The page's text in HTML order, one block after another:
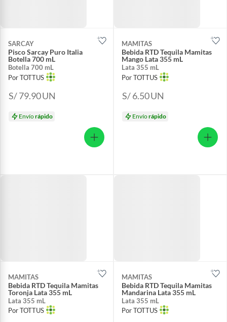
SARCAY
Pisco Sarcay Puro Italia
Botella 700 mL
Botella 700 mL
Por TOTTUS
S/ 79.90UN
Envíorápido
MAMITAS
Bebida RTD Tequila Mamitas
Mango Lata 355 mL
Lata 355 mL
Por TOTTUS
S/ 6.50UN
Envíorápido
MAMITAS
Bebida RTD Tequila Mamitas
Toronja Lata 355 mL
Lata 355 mL
Por TOTTUS
MAMITAS
Bebida RTD Tequila Mamitas
Mandarina Lata 355 mL
Lata 355 mL
Por TOTTUS